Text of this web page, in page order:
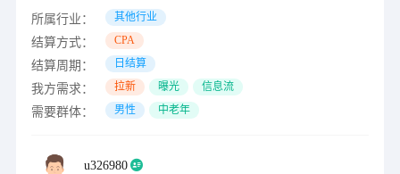
所属行业： 其他行业
结算方式： CPA
结算周期： 日结算
我方需求： 拉新 曝光 信息流
需要群体： 男性 中老年
u326980